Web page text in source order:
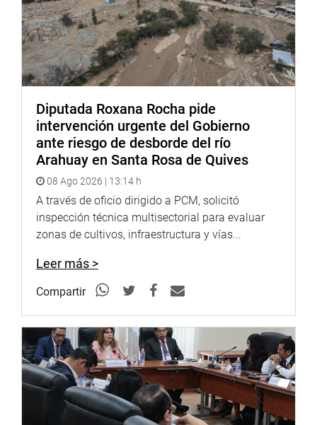
Diputada Roxana Rocha pide
intervención urgente del Gobierno
ante riesgo de desborde del río
Arahuay en Santa Rosa de Quives
08 Ago 2026 | 13:14 h
A través de oficio dirigido a PCM, solicitó
inspección técnica multisectorial para evaluar
zonas de cultivos, infraestructura y vías...
Leer más >
Compartir